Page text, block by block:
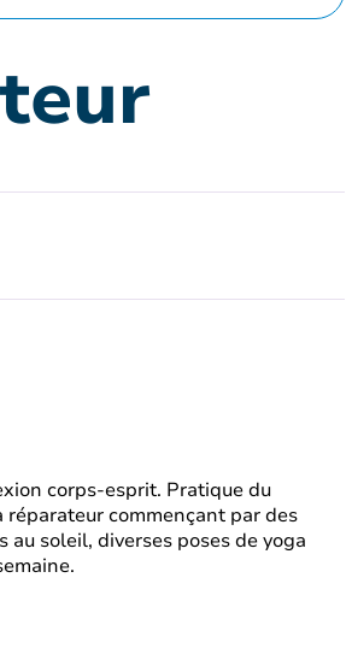
corps-esprit. Pratique du
commençant par des
soleil, diverses poses de yoga